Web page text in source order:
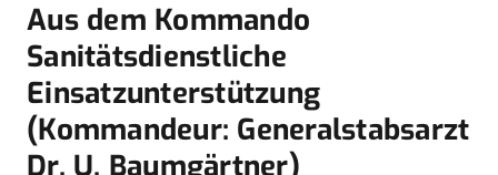
Aus dem Kommando
Sanitätsdienstliche
Einsatzunterstützung
(Kommandeur: Generalstabsarzt
Dr. U. Baumgärtner)